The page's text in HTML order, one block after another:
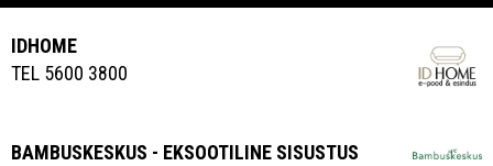
IDHOME
TEL 5600 3800
BAMBUSKESKUS - EKSOOTILINE SISUSTUS